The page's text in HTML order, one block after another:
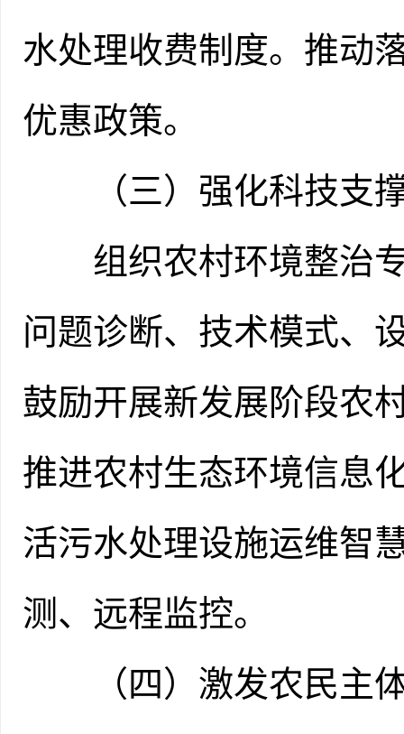
水处理收费制度。推动
优惠政策。
（三）强化科技支
组织农村环境整治专
问题诊断、技术模式、
鼓励开展新发展阶段农
推进农村生态环境信息
活污水处理设施运维智
测、远程监控。
（四）激发农民主